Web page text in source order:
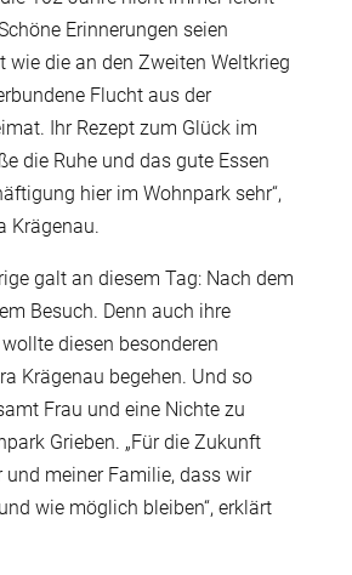
Erinnerungen seien
wie die an den Zweiten Weltkrieg
Flucht aus der
Ihr Rezept zum Glück im
die Ruhe und das gute Essen
hier im Wohnpark sehr“,
Krägenau.
galt an diesem Tag: Nach dem
Besuch. Denn auch ihre
diesen besonderen
Krägenau begehen. Und so
Frau und eine Nichte zu
Grieben. „Für die Zukunft
meiner Familie, dass wir
wie möglich bleiben“, erklärt